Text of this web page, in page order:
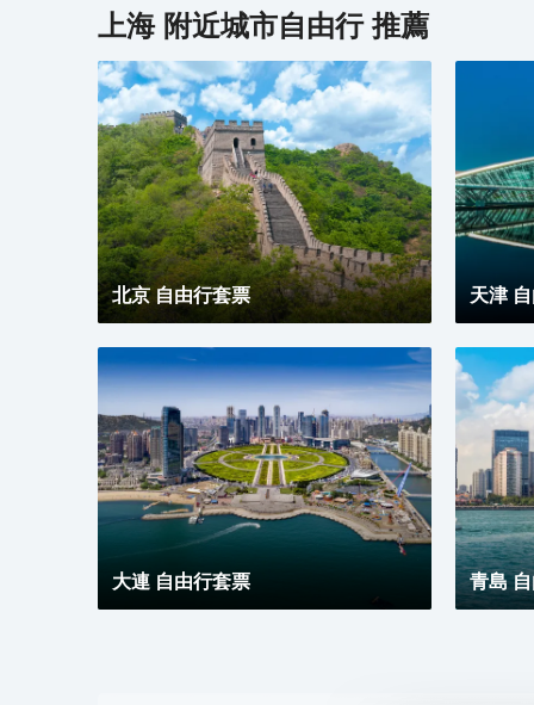
景區。 酒店整體以蘇式園林為主調， 精緻、古樸的四
合院酒店 古色古香、花草蘢葱、鳥語花香 配以現代化
的設施以及標準化、人性化的服務。
上海附近城市自由行 推薦
北京 自由行套票 天津
大連 自由行套票 青島